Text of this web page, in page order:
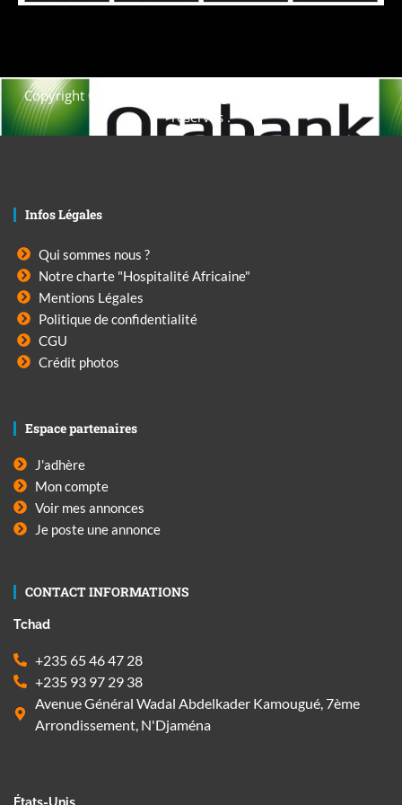
Copyright © 2021. Afrique-voyage-découverte tous droits
réservés .
Infos Légales
Qui sommes nous ?
Notre charte "Hospitalité Africaine"
Mentions Légales
Politique de confidentialité
CGU
Crédit photos
Espace partenaires
J'adhère
Mon compte
Voir mes annonces
Je poste une annonce
CONTACT INFORMATIONS
Tchad
+235 65 46 47 28
+235 93 97 29 38
Avenue Général Wadal Abdelkader Kamougué, 7ème
Arrondissement, N'Djaména